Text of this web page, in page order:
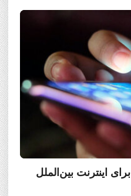
ماجرای اعمال ضریب ۲.۷ برای اینترنت بین‌الملل